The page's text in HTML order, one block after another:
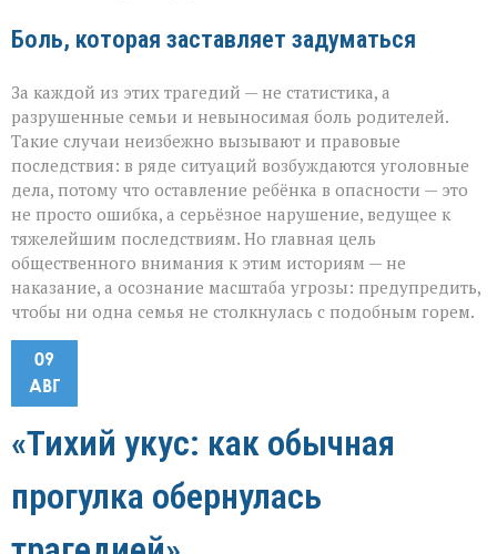
Боль, которая заставляет задуматься
За каждой из этих трагедий — не статистика, а
разрушенные семьи и невыносимая боль родителей.
Такие случаи неизбежно вызывают и правовые
последствия: в ряде ситуаций возбуждаются уголовные
дела, потому что оставление ребёнка в опасности — это
не просто ошибка, а серьёзное нарушение, ведущее к
тяжелейшим последствиям. Но главная цель
общественного внимания к этим историям — не
наказание, а осознание масштаба угрозы: предупредить,
чтобы ни одна семья не столкнулась с подобным горем.
09
АВГ
«Тихий укус: как обычная
прогулка обернулась